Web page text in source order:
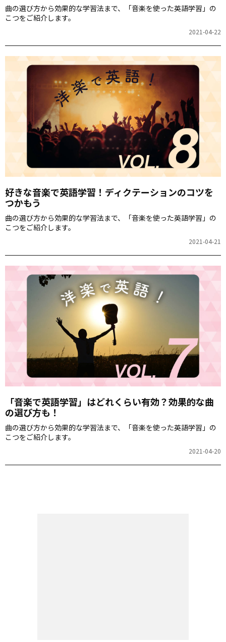
曲の選び方から効果的な学習法まで、「音楽を使った英語学習」の
こつをご紹介します。
2021-04-22
好きな音楽で英語学習！ディクテーションのコツを
つかもう
曲の選び方から効果的な学習法まで、「音楽を使った英語学習」の
こつをご紹介します。
2021-04-21
「音楽で英語学習」はどれくらい有効？効果的な曲
の選び方も！
曲の選び方から効果的な学習法まで、「音楽を使った英語学習」の
こつをご紹介します。
2021-04-20